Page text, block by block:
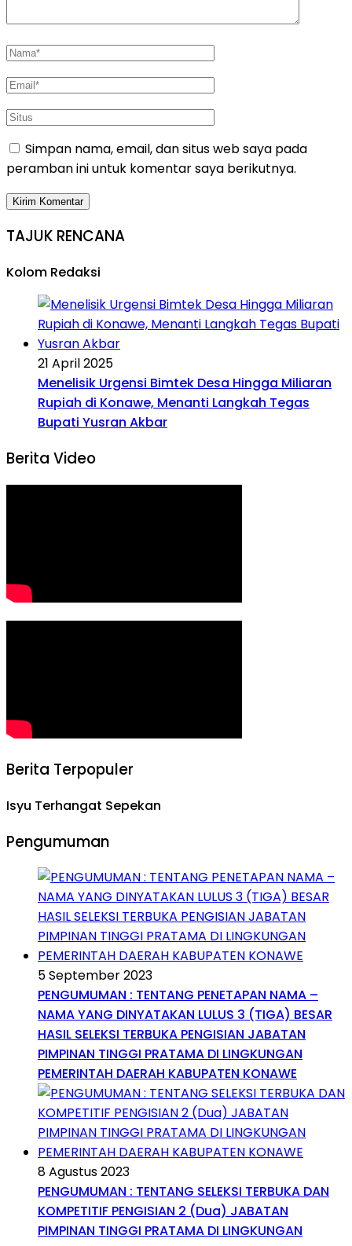
Simpan nama, email, dan situs web saya pada
peramban ini untuk komentar saya berikutnya.
TAJUK RENCANA
Kolom Redaksi
21 April 2025
Menelisik Urgensi Bimtek Desa Hingga Miliaran
Rupiah di Konawe, Menanti Langkah Tegas
Bupati Yusran Akbar
Berita Video
Berita Terpopuler
Isyu Terhangat Sepekan
Pengumuman
5 September 2023
PENGUMUMAN : TENTANG PENETAPAN NAMA –
NAMA YANG DINYATAKAN LULUS 3 (TIGA) BESAR
HASIL SELEKSI TERBUKA PENGISIAN JABATAN
PIMPINAN TINGGI PRATAMA DI LINGKUNGAN
PEMERINTAH DAERAH KABUPATEN KONAWE
8 Agustus 2023
PENGUMUMAN : TENTANG SELEKSI TERBUKA DAN
KOMPETITIF PENGISIAN 2 (Dua) JABATAN
PIMPINAN TINGGI PRATAMA DI LINGKUNGAN